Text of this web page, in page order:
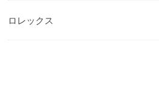
ロレックス